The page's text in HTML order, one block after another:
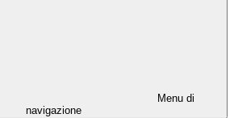
Menu di
navigazione